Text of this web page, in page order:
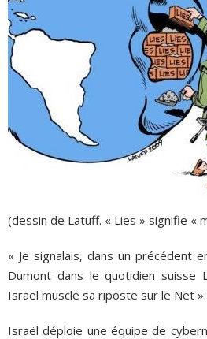
(dessin de Latuff. « Lies » signifie «
« Je signalais, dans un précédent
Dumont dans le quotidien suisse
Israël muscle sa riposte sur le Net ».
Israël déploie une équipe de